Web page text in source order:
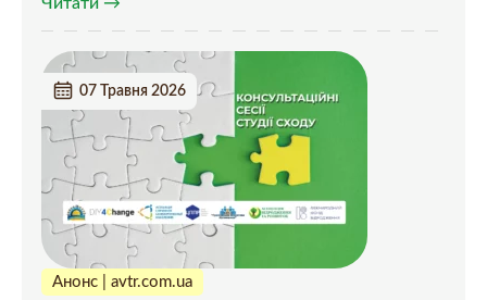
07 Травня 2026
Анонс | avtr.com.ua